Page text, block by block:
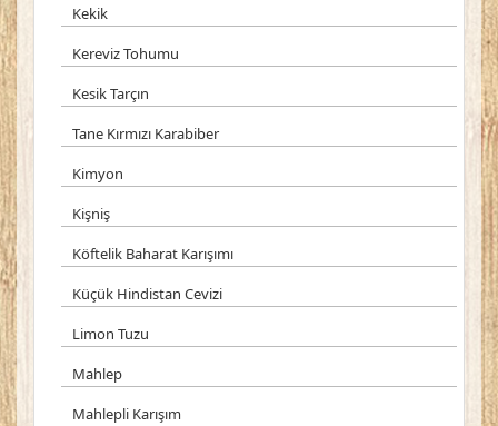
Kekik
Kereviz Tohumu
Kesik Tarçın
Tane Kırmızı Karabiber
Kimyon
Kişniş
Köftelik Baharat Karışımı
Küçük Hindistan Cevizi
Limon Tuzu
Mahlep
Mahlepli Karışım